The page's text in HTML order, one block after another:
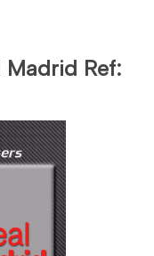
Madrid Ref: